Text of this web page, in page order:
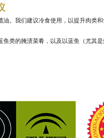
油。我们建议冷食使用，以提升肉类
鱼类的腌渍菜肴，以及以蓝鱼（尤其